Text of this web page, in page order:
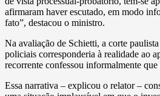
afirmaram haver escutado, em modo
fato”, destacou o ministro.
Na avaliação de Schietti, a corte
policiais corresponderia à realidade ao
recorrente confessou informalmente
Essa narrativa – explicou o relator –